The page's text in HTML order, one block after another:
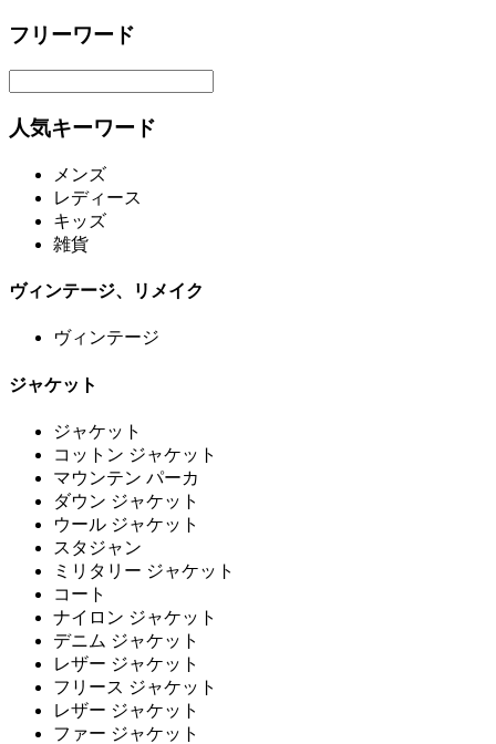
フリーワード
人気キーワード
メンズ
レディース
キッズ
雑貨
ヴィンテージ、リメイク
ヴィンテージ
ジャケット
ジャケット
コットン ジャケット
マウンテン パーカ
ダウン ジャケット
ウール ジャケット
スタジャン
ミリタリー ジャケット
コート
ナイロン ジャケット
デニム ジャケット
レザー ジャケット
フリース ジャケット
レザー ジャケット
ファー ジャケット